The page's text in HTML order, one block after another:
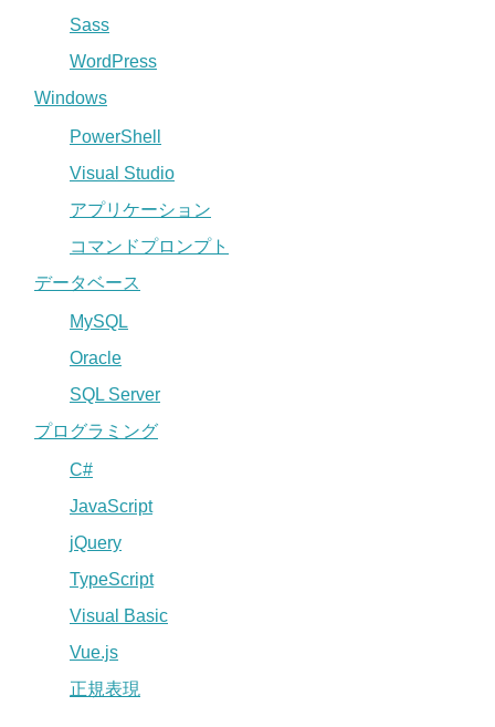
Sass
WordPress
Windows
PowerShell
Visual Studio
アプリケーション
コマンドプロンプト
データベース
MySQL
Oracle
SQL Server
プログラミング
C#
JavaScript
jQuery
TypeScript
Visual Basic
Vue.js
正規表現